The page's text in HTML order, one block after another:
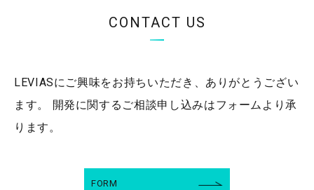
CONTACT US
LEVIASにご興味をお持ちいただき、ありがとうござい
ます。
開発に関するご相談申し込みはフォームより承
ります。
FORM